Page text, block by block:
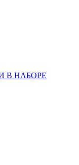
В НАБОРЕ